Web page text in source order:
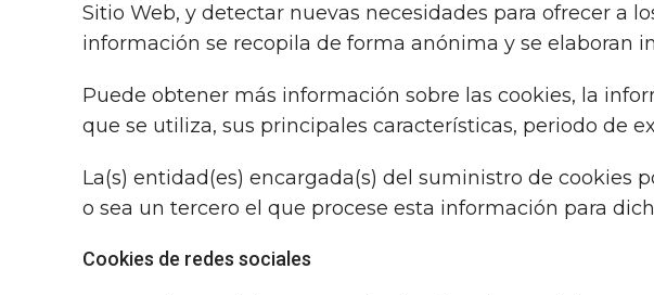
Sitio Web, y detectar nuevas necesidades para ofrecer a
información se recopila de forma anónima y se elaboran
Puede obtener más información sobre las cookies, la
que se utiliza, sus principales características, periodo de
La(s) entidad(es) encargada(s) del suministro de cookies
o sea un tercero el que procese esta información para
Cookies de redes sociales